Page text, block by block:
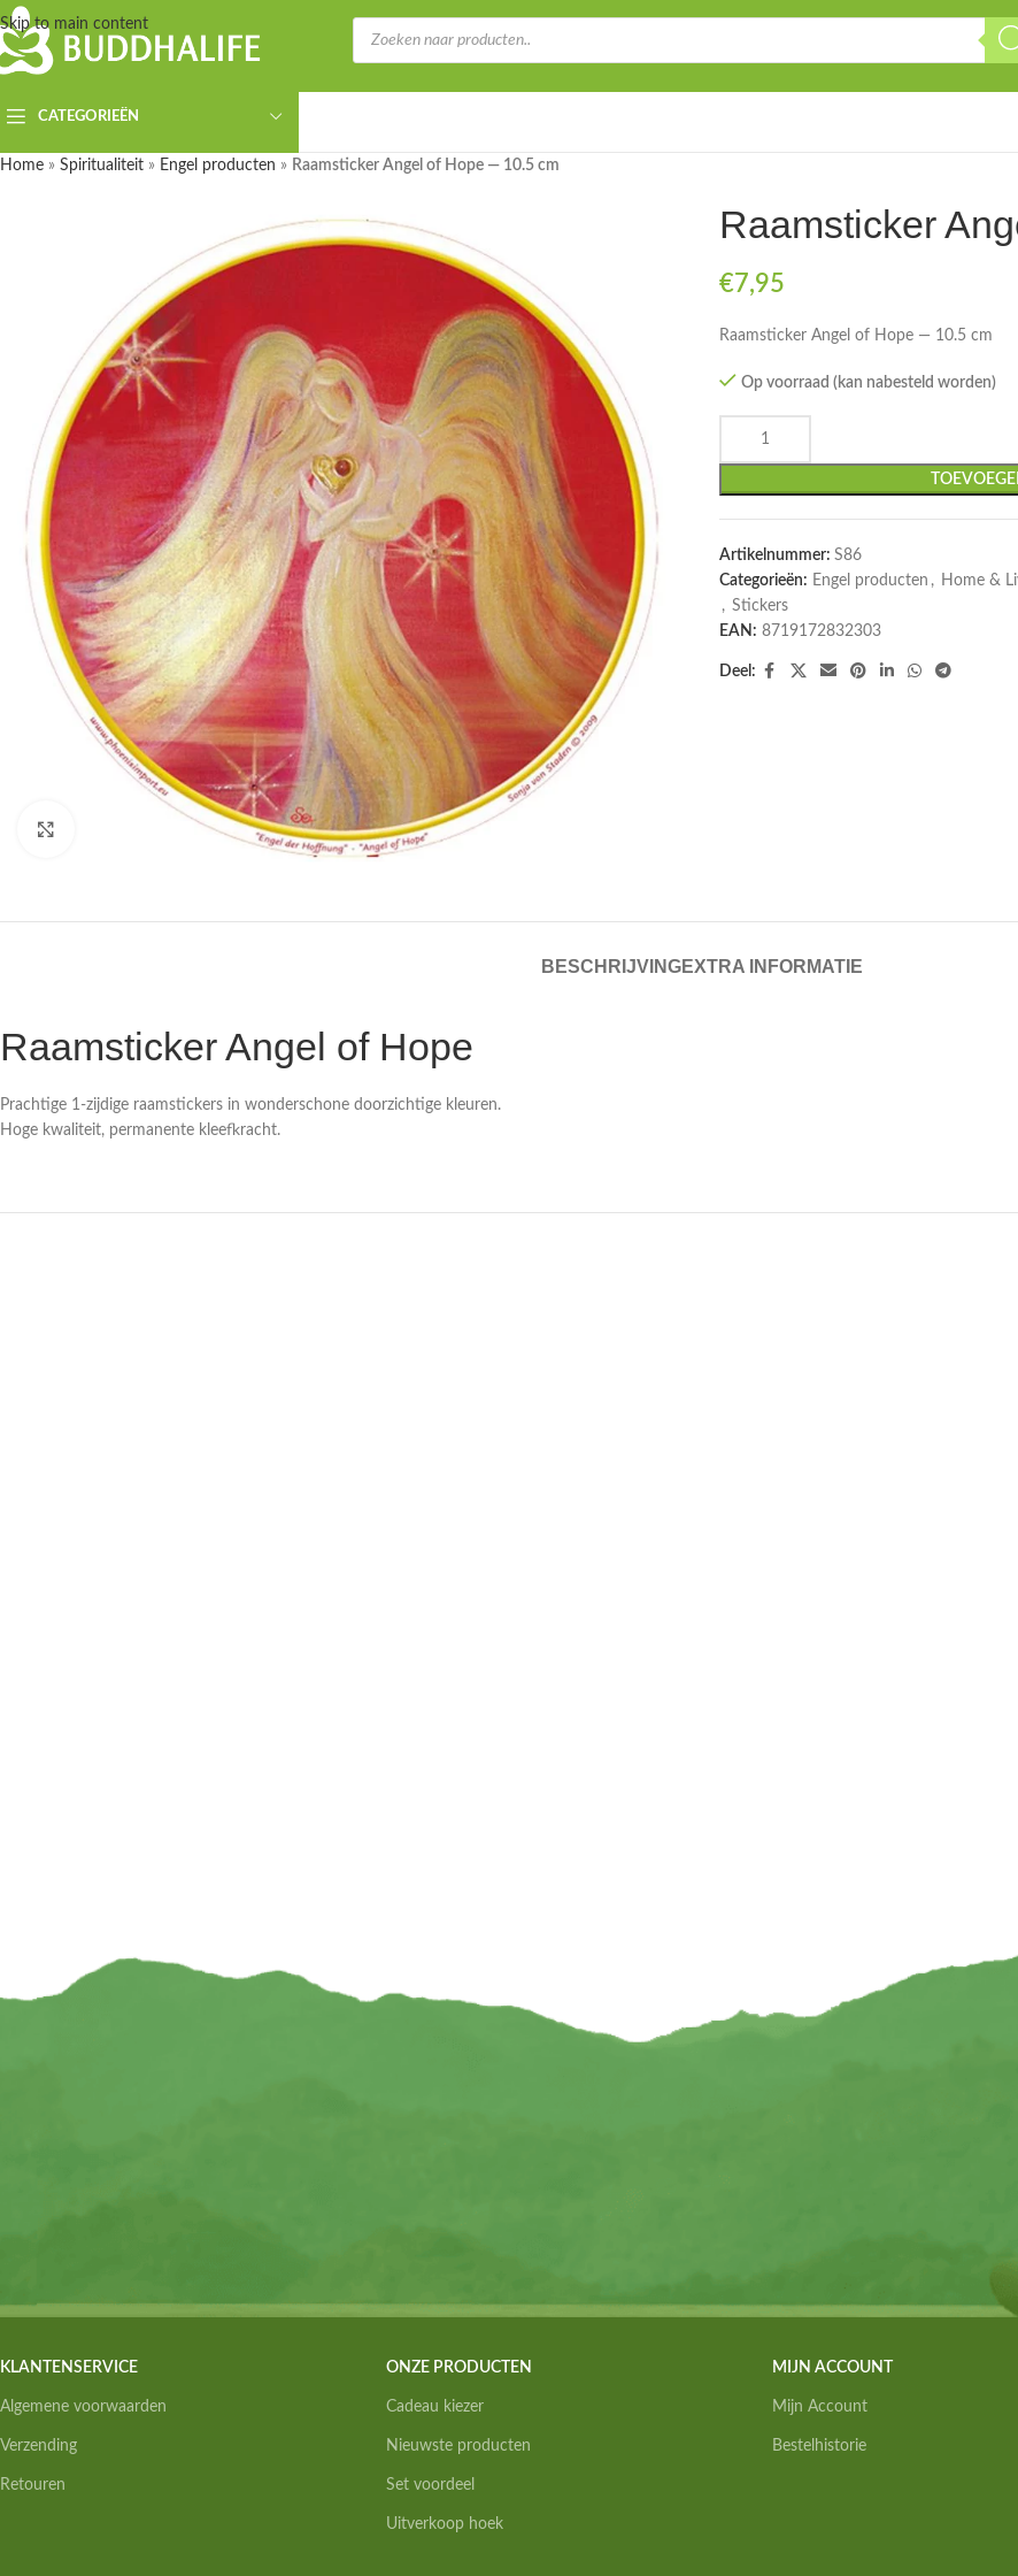
Skip to main content
CATEGORIEËN
Home » Spiritualiteit » Engel producten » Raamsticker Angel of Hope — 10.5 cm
Druk om te vergroten
Raamsticker
€7,95
Raamsticker Angel of Hope — 10.5 cm
Op voorraad (kan nabesteld worden)
Artikelnummer: S86
Categorieën: Engel producten , Home &
, Stickers
EAN: 8719172832303
Deel:
BESCHRIJVINGEXTRA INFORMATIE
Raamsticker Angel of Hope
Prachtige 1-zijdige raamstickers in wonderschone doorzichtige kleuren.
Hoge kwaliteit, permanente kleefkracht.
KLANTENSERVICE
Algemene voorwaarden
Verzending
Retouren
ONZE PRODUCTEN
Cadeau kiezer
Nieuwste producten
Set voordeel
Uitverkoop hoek
MIJN ACCOUNT
Mijn Account
Bestelhistorie